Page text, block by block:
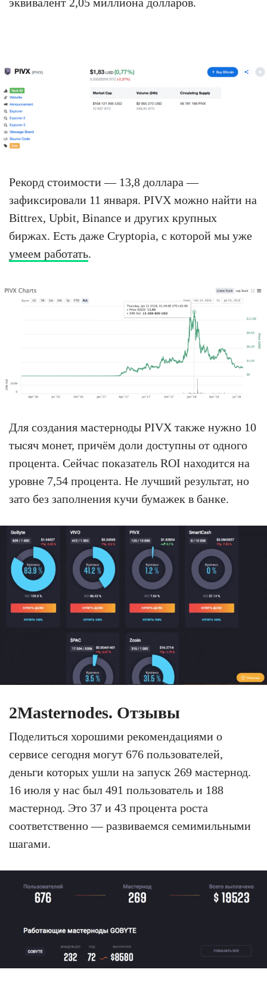
Рекорд стоимости — 13,8 доллара —
зафиксировали 11 января. PIVX можно найти на
Bittrex, Upbit, Binance и других крупных
биржах. Есть даже Cryptopia, с которой мы уже
умеем работать.
Для создания мастерноды PIVX также нужно 10
тысяч монет, причём доли доступны от одного
процента. Сейчас показатель ROI находится на
уровне 7,54 процента. Не лучший результат, но
зато без заполнения кучи бумажек в банке.
2Masternodes. Отзывы
Поделиться хорошими рекомендациями о
сервисе сегодня могут 676 пользователей,
деньги которых ушли на запуск 269 мастернод.
16 июля у нас был 491 пользователь и 188
мастернод. Это 37 и 43 процента роста
соответственно — развиваемся семимильными
шагами.